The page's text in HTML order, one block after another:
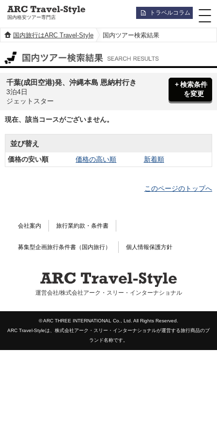
国内格安ツアー専門店
トラベルコラム
国内旅行はARC Travel-Style 国内ツアー検索結果
千葉(成田空港)発、沖縄本島 恩納村行き
3泊4日
ジェットスター
検索条件
を変更
現在、該当コースがございません。
並び替え
価格の安い順 価格の高い順 新着順
このページのトップへ
運営会社/株式会社アーク・スリー・インターナショナル
会社案内 旅行業約款・条件書
募集型企画旅行条件書（国内旅行） 個人情報保護方針
© ARC THREE INTERNATIONAL Co., Ltd. All Rights Reserved.
ARC Travel-Styleは、株式会社アーク・スリー・インターナショナルが運営する旅行商品のブ
ランド名称です。